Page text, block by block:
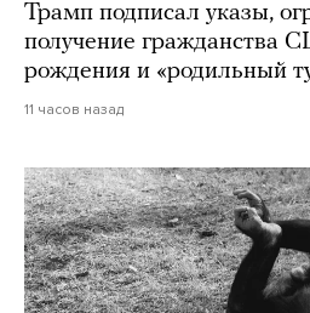
Трамп подписал указы,
получение гражданства
рождения и «родильный
11 часов назад